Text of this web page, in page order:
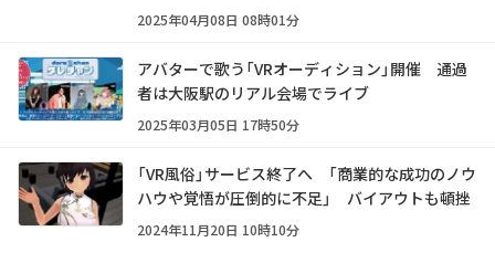
2025年04月08日 08時01分
アバターで歌う「VRオーディション」開催 通過
者は大阪駅のリアル会場でライブ
2025年03月05日 17時50分
「VR風俗」サービス終了へ 「商業的な成功のノウ
ハウや覚悟が圧倒的に不足」 バイアウトも頓挫
2024年11月20日 10時10分